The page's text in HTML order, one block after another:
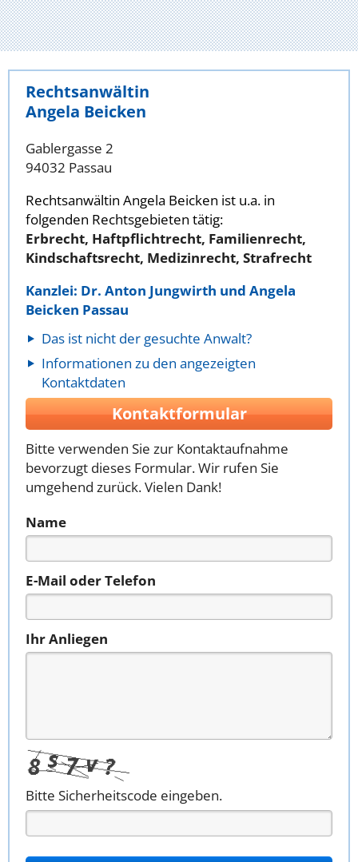
Rechtsanwältin
Angela Beicken
Gablergasse 2
94032 Passau
Rechtsanwältin Angela Beicken ist u.a. in
folgenden Rechtsgebieten tätig:
Erbrecht, Haftpflichtrecht, Familienrecht,
Kindschaftsrecht, Medizinrecht, Strafrecht
Kanzlei: Dr. Anton Jungwirth und Angela
Beicken Passau
Das ist nicht der gesuchte Anwalt?
Informationen zu den angezeigten
Kontaktdaten
Kontaktformular
Bitte verwenden Sie zur Kontaktaufnahme
bevorzugt dieses Formular. Wir rufen Sie
umgehend zurück. Vielen Dank!
Name
E-Mail oder Telefon
Ihr Anliegen
Bitte Sicherheitscode eingeben.